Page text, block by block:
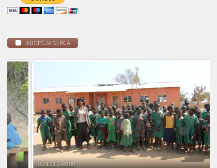
ADOPCJA SERCA
DZIECI ZAMBII